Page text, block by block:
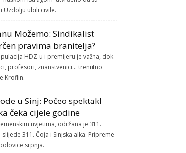
Uzdolju ubili civile.
Možemo: Sindikalist
pravima branitelja?
HDZ-u i premijeru je važna, dok
profesori, znanstvenici... trenutno
Kroflin.
u Sinj: Počeo spektakl
čeka cijele godine
uvjetima, održana je 311.
slijede 311. Čoja i Sinjska alka. Pripreme
srpnja.